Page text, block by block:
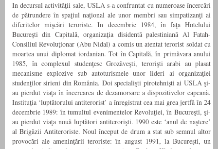
In decursul activităţii sale, USLA s-a confruntat cu numeroase încercări
de pătrundere în spaţiul naţional ale unor membri sau simpatizanţi ai
diferitelor mişcări teroriste. In decembrie 1984, în faţa Hotelului
Bucureşti din Capitală, organizaţia disidentă palestiniană Al Fatah-
Consiliul Revoluţionar (Abu Nidal) a comis un atentat terorist soldat cu
moartea unui diplomat iordanian. Tot în Capitală, în primăvara anului
1985, în complexul studenţesc Grozăveşti, terorişti arabi au plasat
mecanisme explozive sub autoturismele unor lideri ai organizaţiei
studenţilor sirieni din România. Doi specialişti pirotehnişti ai USLA şi-
au pierdut viaţa în încercarea de dezamorsare a dispozitivelor capcană.
Instituţia ‘luptătorului antiterorist’ a înregistrat cea mai grea jertfă în 24
decembrie 1989: în tumultul evenimentelor Revoluţiei, în Bucureşti, şi-
au pierdut viaţa nouă luptători antiterorişti. 1990 este ‘anul de naştere’
al Brigăzii Antiteroriste. Noul început de drum a stat sub semnul altor
provocări ale ameninţării teroriste: în august 1991, la Bucureşti, un